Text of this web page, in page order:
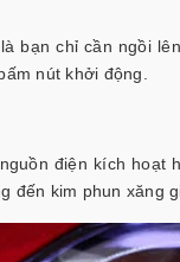
bạn chỉ cần ngồi
nút khởi động.
điện kích
đến kim phun xăng